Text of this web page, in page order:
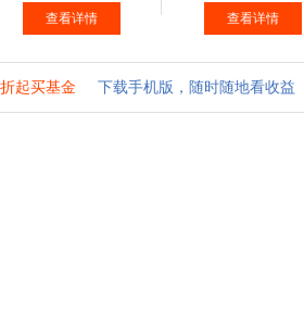
查看详情 查看详情
起买基金 下载手机版，随时随地看收益